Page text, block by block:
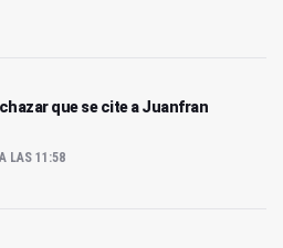
que se cite a Juanfran
LAS 11:58